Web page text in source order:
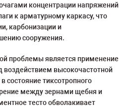
концентрации напряжений
к арматурному каркасу, что
карбонизации и
сооружения.
проблемы является применение
воздействием высокочастотной
состояние тиксотропного
между зернами щебня и
тесто обволакивает